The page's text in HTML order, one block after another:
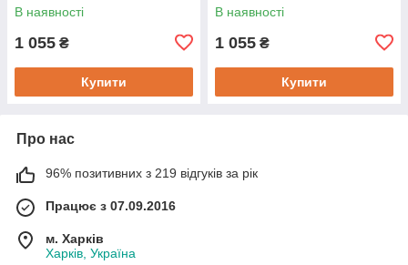
В наявності
1 055 ₴
Купити
В наявності
1 055 ₴
Купити
Про нас
96% позитивних з 219 відгуків за рік
Працює з 07.09.2016
м. Харків
Харків, Україна